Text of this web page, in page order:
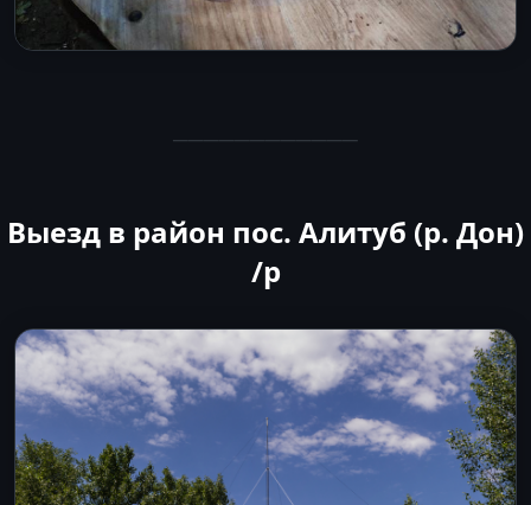
────────────
Выезд в район пос. Алитуб (р. Дон)
/p